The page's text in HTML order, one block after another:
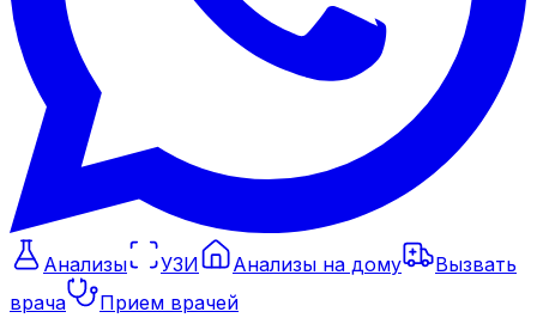
Анализы УЗИ Анализы на дому
Вызвать
врача
Прием врачей